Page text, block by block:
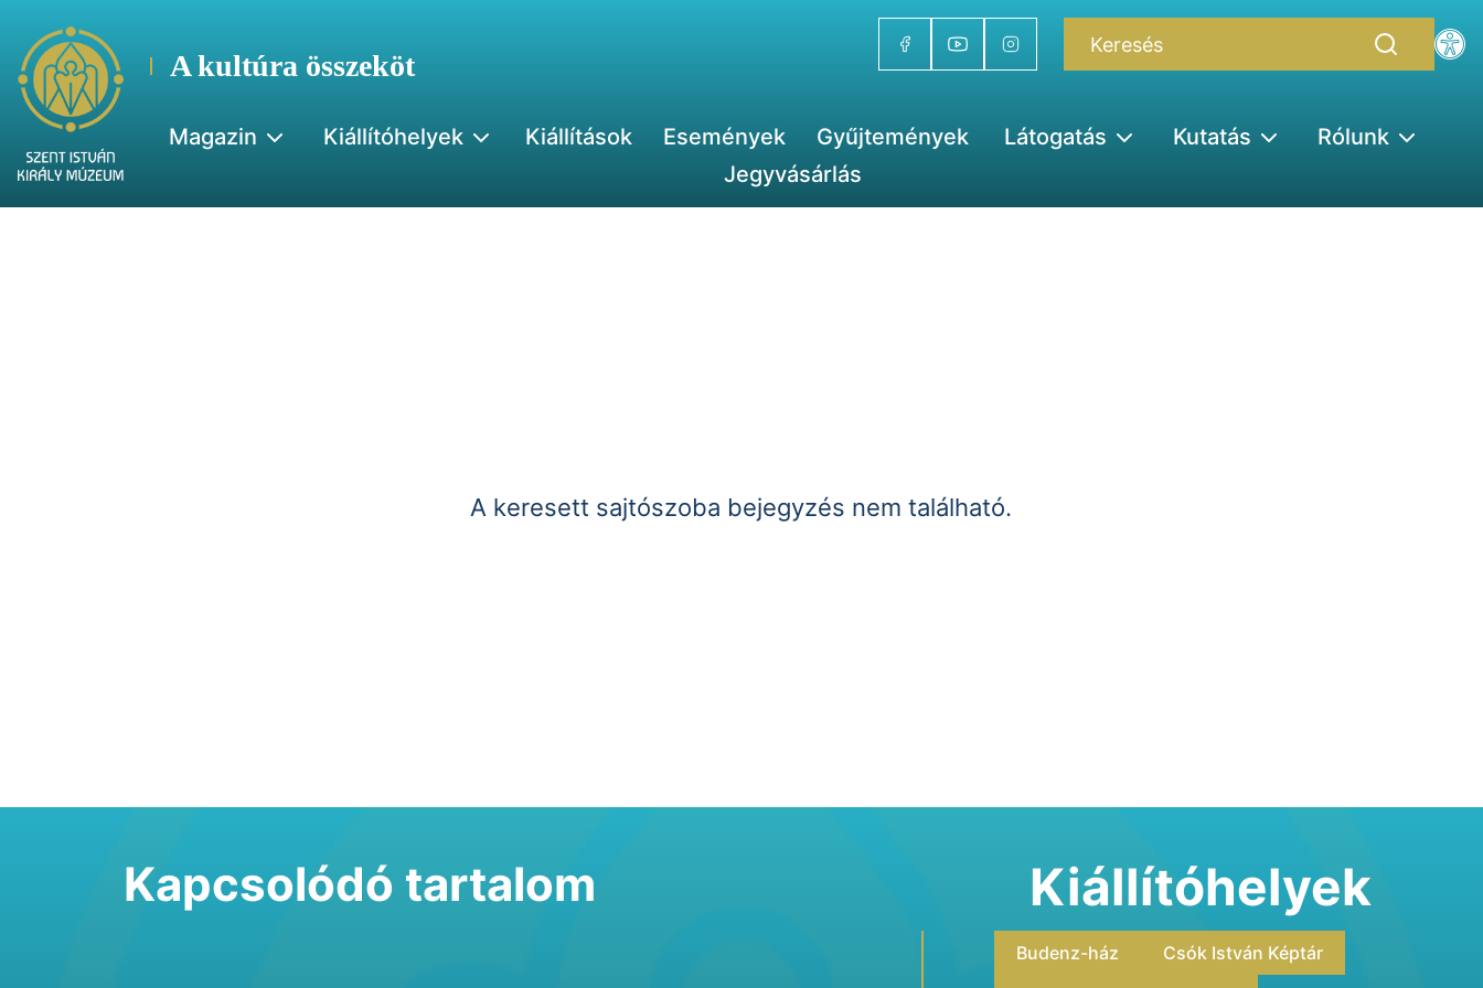
A kultúra összeköt
Magazin Kiállítóhelyek Kiállítások Események Gyűjtemények Látogatás Kutatás
Rólunk
Jegyvásárlás
A keresett sajtószoba bejegyzés nem található.
Kapcsolódó tartalom Kiállítóhelyek
Budenz-ház
Csók István Képtár